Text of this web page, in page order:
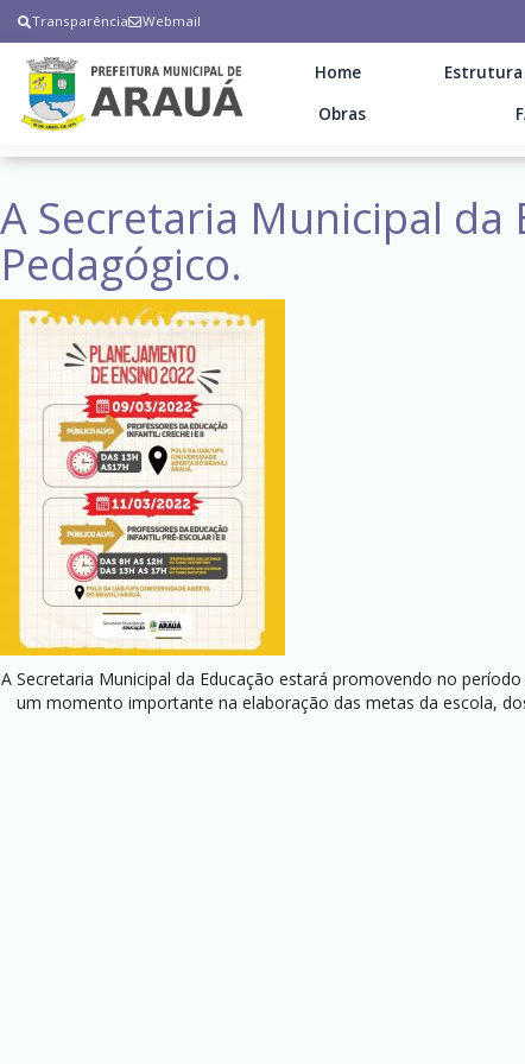
Transparência Webmail
Home
Obras
A Secretaria Municipal
Pedagógico.
A Secretaria Municipal da Educação estará promovendo no
um momento importante na elaboração das metas da escola,